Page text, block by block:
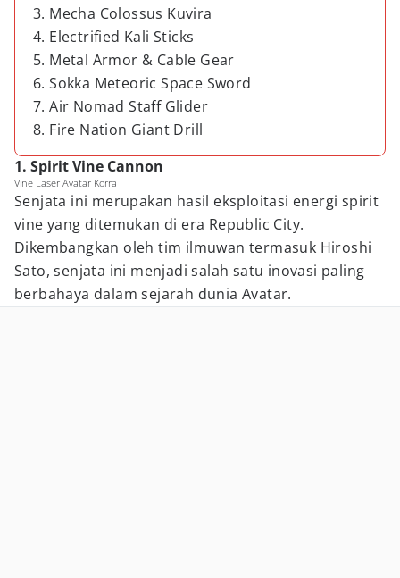
3. Mecha Colossus Kuvira
4. Electrified Kali Sticks
5. Metal Armor & Cable Gear
6. Sokka Meteoric Space Sword
7. Air Nomad Staff Glider
8. Fire Nation Giant Drill
1. Spirit Vine Cannon
Vine Laser Avatar Korra
Senjata ini merupakan hasil eksploitasi energi spirit
vine yang ditemukan di era Republic City.
Dikembangkan oleh tim ilmuwan termasuk Hiroshi
Sato, senjata ini menjadi salah satu inovasi paling
berbahaya dalam sejarah dunia Avatar.